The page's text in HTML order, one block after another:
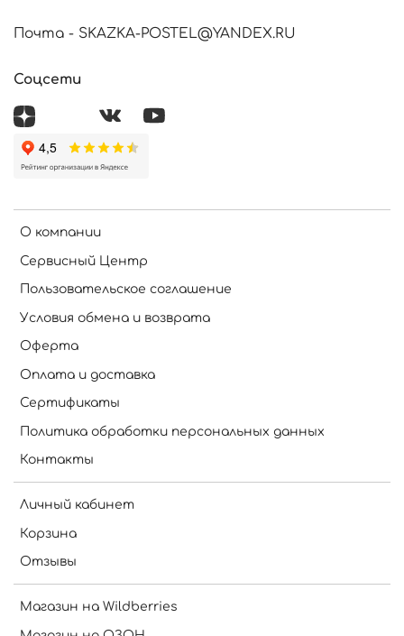
О компании
Сервисный Центр
Пользовательское соглашение
Условия обмена и возврата
Оферта
Оплата и доставка
Сертификаты
Политика обработки персональных данных
Контакты
Личный кабинет
Корзина
Отзывы
Магазин на Wildberries
Почта - SKAZKA-POSTEL@YANDEX.RU
Соцсети